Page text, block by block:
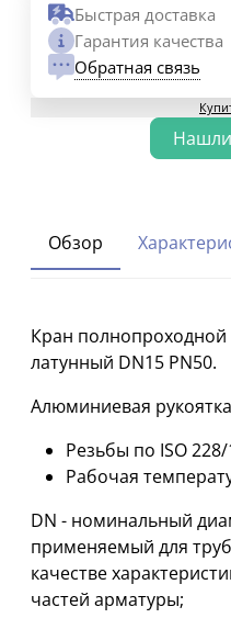
Быстрая доставка
Гарантия качества
Обратная связь
Обзор
Кран
латунный DN15 PN50.
Алюминиевая
Резьбы по ISO
Рабочая
DN - номинальный
применяемый для
качестве
частей арматуры;